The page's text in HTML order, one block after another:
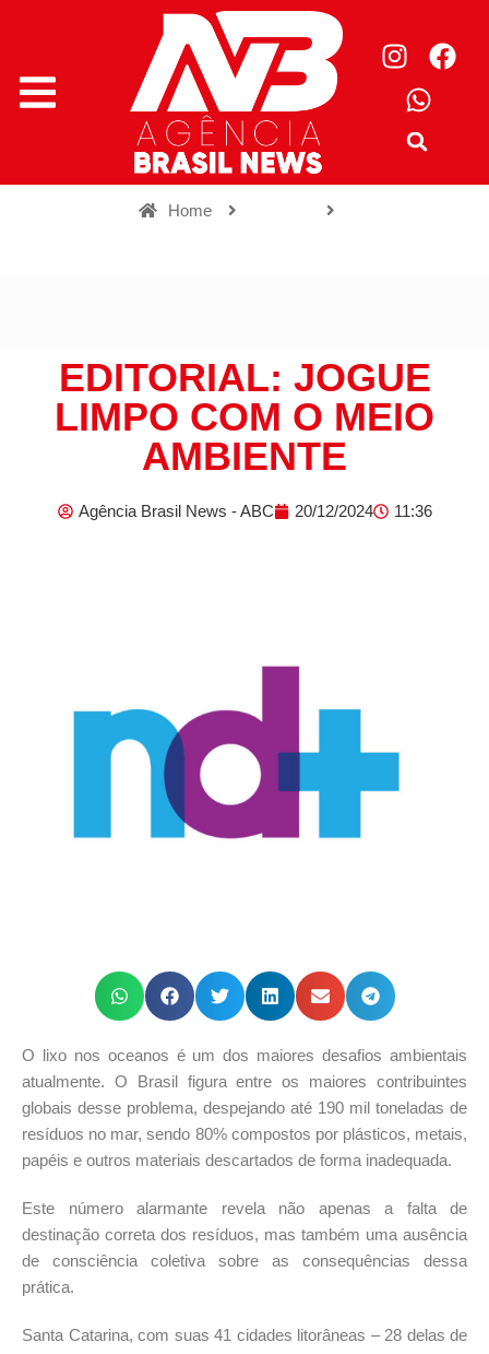
Home
EDITORIAL: JOGUE
LIMPO COM O MEIO
AMBIENTE
Agência Brasil News - ABC 20/12/2024 11:36
O lixo nos oceanos é um dos maiores desafios ambientais
atualmente. O Brasil figura entre os maiores contribuintes
globais desse problema, despejando até 190 mil toneladas de
resíduos no mar, sendo 80% compostos por plásticos, metais,
papéis e outros materiais descartados de forma inadequada.
Este número alarmante revela não apenas a falta de
destinação correta dos resíduos, mas também uma ausência
de consciência coletiva sobre as consequências dessa
prática.
Santa Catarina, com suas 41 cidades litorâneas – 28 delas de